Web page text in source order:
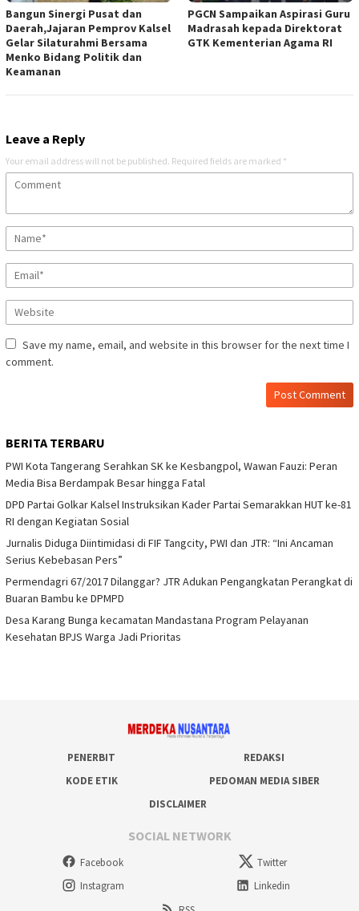
Bangun Sinergi Pusat dan
Daerah,Jajaran Pemprov Kalsel
Gelar Silaturahmi Bersama
Menko Bidang Politik dan
Keamanan
PGCN Sampaikan Aspirasi Guru
Madrasah kepada Direktorat
GTK Kementerian Agama RI
Leave a Reply
Your email address will not be published. Required fields are marked *
Save my name, email, and website in this browser for the next time I
comment.
BERITA TERBARU
PWI Kota Tangerang Serahkan SK ke Kesbangpol, Wawan Fauzi: Peran
Media Bisa Berdampak Besar hingga Fatal
DPD Partai Golkar Kalsel Instruksikan Kader Partai Semarakkan HUT ke-81
RI dengan Kegiatan Sosial
Jurnalis Diduga Diintimidasi di FIF Tangcity, PWI dan JTR: “Ini Ancaman
Serius Kebebasan Pers”
Permendagri 67/2017 Dilanggar? JTR Adukan Pengangkatan Perangkat di
Buaran Bambu ke DPMPD
Desa Karang Bunga kecamatan Mandastana Program Pelayanan
Kesehatan BPJS Warga Jadi Prioritas
PENERBIT
REDAKSI
KODE ETIK
PEDOMAN MEDIA SIBER
DISCLAIMER
SOCIAL NETWORK
Facebook
Twitter
Instagram
Linkedin